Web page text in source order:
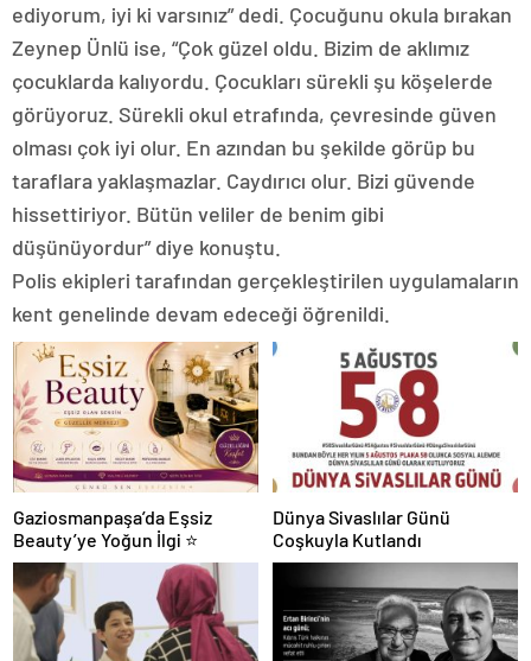
ediyorum, iyi ki varsınız” dedi. Çocuğunu okula bırakan
Zeynep Ünlü ise, “Çok güzel oldu. Bizim de aklımız
çocuklarda kalıyordu. Çocukları sürekli şu köşelerde
görüyoruz. Sürekli okul etrafında, çevresinde güven
olması çok iyi olur. En azından bu şekilde görüp bu
taraflara yaklaşmazlar. Caydırıcı olur. Bizi güvende
hissettiriyor. Bütün veliler de benim gibi
düşünüyordur” diye konuştu.
Polis ekipleri tarafından gerçekleştirilen uygulamaların
kent genelinde devam edeceği öğrenildi.
Gaziosmanpaşa’da Eşsiz
Beauty’ye Yoğun İlgi ⭐
Dünya Sivaslılar Günü
Coşkuyla Kutlandı